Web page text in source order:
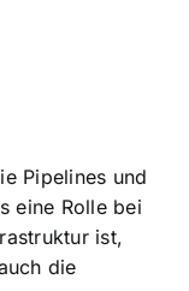
Pipelines und
eine Rolle bei
ist,
die